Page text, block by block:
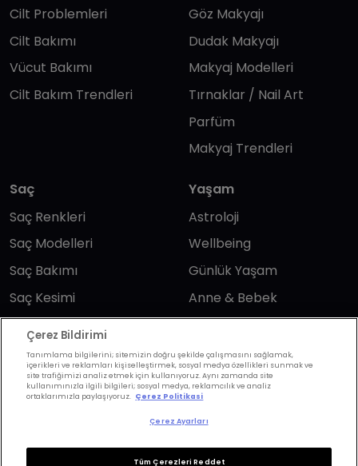
Cilt Problemleri
Cilt Bakımı
Vücut Bakımı
Cilt Bakım Trendleri
Göz Makyajı
Dudak Makyajı
Makyaj Modelleri
Tırnaklar / Nail Art
Parfüm
Makyaj Trendleri
Saç
Saç Renkleri
Saç Modelleri
Saç Bakımı
Saç Kesimi
Erkek Saç
Kuaförler
Saç Trendleri
Yaşam
Astroloji
Wellbeing
Günlük Yaşam
Anne & Bebek
Yükselen Burç
Kuafor Bulma
Çerez Bildirimi
Tanımlama bilgilerini; sitemizin doğru şekilde çalışmasını sağlamak,
içerikleri ve reklamları kişiselleştirmek, sosyal medya özellikleri sunmak ve
site trafiğimizi analiz etmek için kullanıyoruz. Aynı zamanda site
kullanımınızla ilgili bilgileri; sosyal medya, reklamcılık ve analiz
ortaklarımızla paylaşıyoruz. Çerez Politikasi
Çerez Ayarları
Tüm Çerezleri Reddet